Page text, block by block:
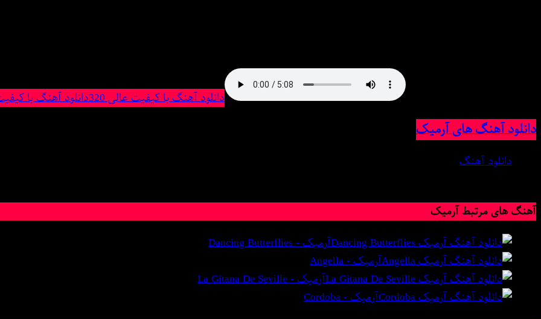
دانلود آهنگ با کیفیت عالی 320 دانلود آهنگ با
دانلود آهنگ های آرمیک
دانلود آهنگ
آهنگ های مرتبط آرمیک
آرمیک - Dancing Butterflies
آرمیک - Angella
آرمیک - La Gitana De Seville
آرمیک - Cordoba